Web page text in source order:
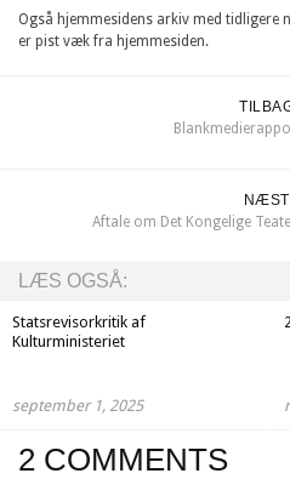
Også hjemmesidens arkiv med tidligere
er pist væk fra hjemmesiden.
Aftale om Det Kongelige
LÆS OGSÅ:
Statsrevisorkritik af
Kulturministeriet
september 1, 2025
2 COMMENTS